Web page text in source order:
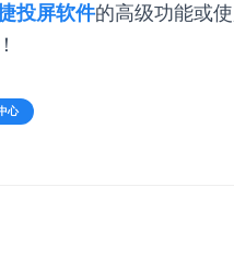
投屏软件的高级功能或
心